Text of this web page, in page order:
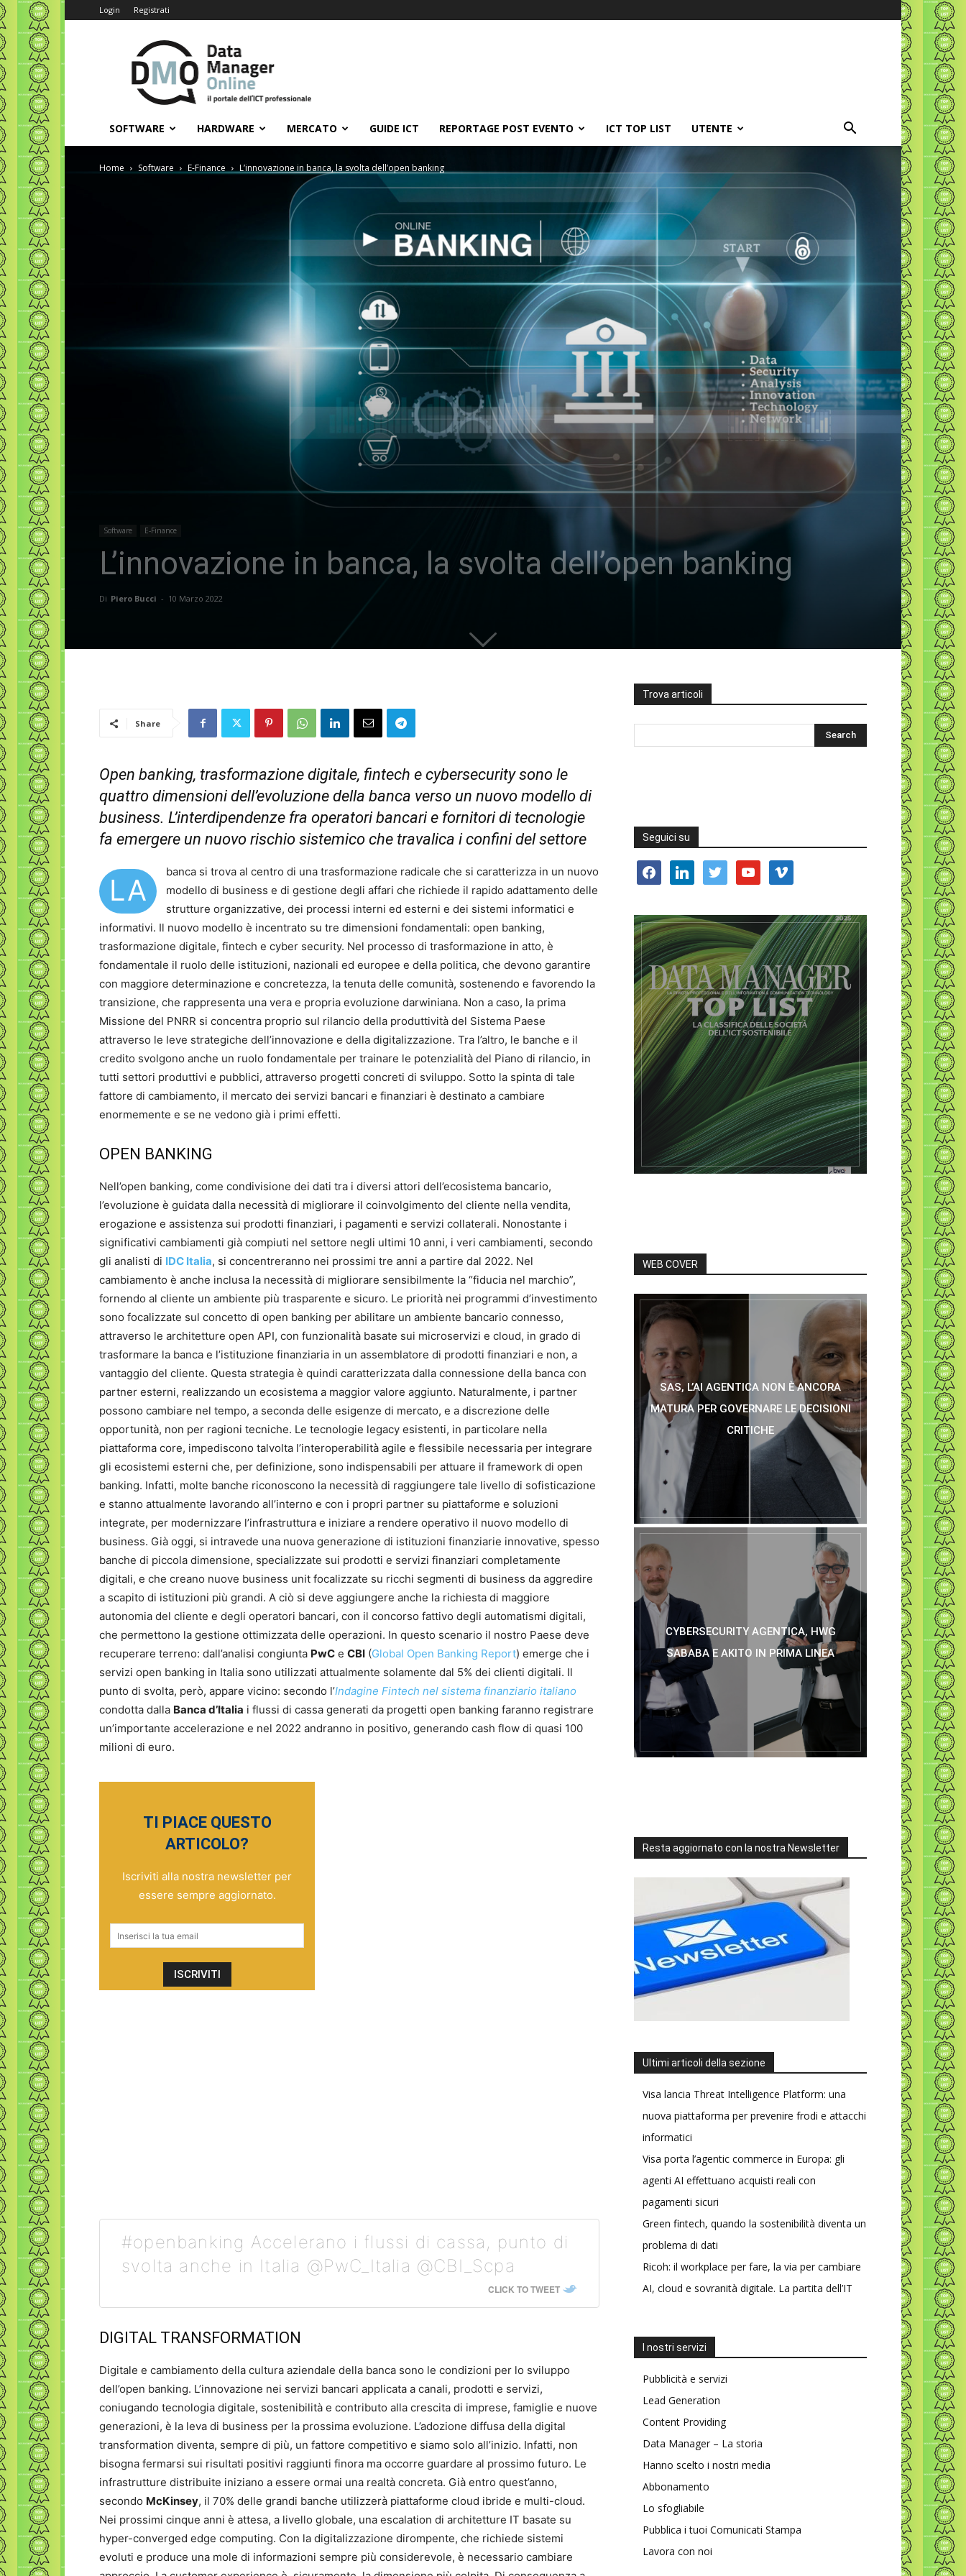
Login Registrati
Data
Manager
Online
SOFTWARE HARDWARE MERCATO GUIDE ICT REPORTAGE POST EVENTO ICT TOP LIST UTENTE
Home Software E-Finance L’innovazione in banca, la svolta dell’open banking
Software E-Finance
L’innovazione in banca, la svolta dell’open banking
Di Piero Bucci - 10 Marzo 2022
Share
Open banking, trasformazione digitale, fintech e cybersecurity sono le
quattro dimensioni dell’evoluzione della banca verso un nuovo modello di
business. L’interdipendenze fra operatori bancari e fornitori di tecnologie
fa emergere un nuovo rischio sistemico che travalica i confini del settore
LA
banca si trova al centro di una trasformazione radicale che si caratterizza in un nuovo
modello di business e di gestione degli affari che richiede il rapido adattamento delle
strutture organizzative, dei processi interni ed esterni e dei sistemi informatici e
informativi. Il nuovo modello è incentrato su tre dimensioni fondamentali: open banking,
trasformazione digitale, fintech e cyber security. Nel processo di trasformazione in atto, è
fondamentale il ruolo delle istituzioni, nazionali ed europee e della politica, che devono garantire
con maggiore determinazione e concretezza, la tenuta delle comunità, sostenendo e favorendo la
transizione, che rappresenta una vera e propria evoluzione darwiniana. Non a caso, la prima
Missione del PNRR si concentra proprio sul rilancio della produttività del Sistema Paese
attraverso le leve strategiche dell’innovazione e della digitalizzazione. Tra l’altro, le banche e il
credito svolgono anche un ruolo fondamentale per trainare le potenzialità del Piano di rilancio, in
tutti settori produttivi e pubblici, attraverso progetti concreti di sviluppo. Sotto la spinta di tale
fattore di cambiamento, il mercato dei servizi bancari e finanziari è destinato a cambiare
enormemente e se ne vedono già i primi effetti.
OPEN BANKING
Nell’open banking, come condivisione dei dati tra i diversi attori dell’ecosistema bancario,
l’evoluzione è guidata dalla necessità di migliorare il coinvolgimento del cliente nella vendita,
erogazione e assistenza sui prodotti finanziari, i pagamenti e servizi collaterali. Nonostante i
significativi cambiamenti già compiuti nel settore negli ultimi 10 anni, i veri cambiamenti, secondo
gli analisti di IDC Italia, si concentreranno nei prossimi tre anni a partire dal 2022. Nel
cambiamento è anche inclusa la necessità di migliorare sensibilmente la “fiducia nel marchio”,
fornendo al cliente un ambiente più trasparente e sicuro. Le priorità nei programmi d’investimento
sono focalizzate sul concetto di open banking per abilitare un ambiente bancario connesso,
attraverso le architetture open API, con funzionalità basate sui microservizi e cloud, in grado di
trasformare la banca e l’istituzione finanziaria in un assemblatore di prodotti finanziari e non, a
vantaggio del cliente. Questa strategia è quindi caratterizzata dalla connessione della banca con
partner esterni, realizzando un ecosistema a maggior valore aggiunto. Naturalmente, i partner
possono cambiare nel tempo, a seconda delle esigenze di mercato, e a discrezione delle
opportunità, non per ragioni tecniche. Le tecnologie legacy esistenti, in particolare nella
piattaforma core, impediscono talvolta l’interoperabilità agile e flessibile necessaria per integrare
gli ecosistemi esterni che, per definizione, sono indispensabili per attuare il framework di open
banking. Infatti, molte banche riconoscono la necessità di raggiungere tale livello di sofisticazione
e stanno attualmente lavorando all’interno e con i propri partner su piattaforme e soluzioni
integrate, per modernizzare l’infrastruttura e iniziare a rendere operativo il nuovo modello di
business. Già oggi, si intravede una nuova generazione di istituzioni finanziarie innovative, spesso
banche di piccola dimensione, specializzate sui prodotti e servizi finanziari completamente
digitali, e che creano nuove business unit focalizzate su ricchi segmenti di business da aggredire
a scapito di istituzioni più grandi. A ciò si deve aggiungere anche la richiesta di maggiore
autonomia del cliente e degli operatori bancari, con il concorso fattivo degli automatismi digitali,
che permettono la gestione ottimizzata delle operazioni. In questo scenario il nostro Paese deve
recuperare terreno: dall’analisi congiunta PwC e CBI (Global Open Banking Report) emerge che i
servizi open banking in Italia sono utilizzati attualmente solamente dal 5% dei clienti digitali. Il
punto di svolta, però, appare vicino: secondo l’Indagine Fintech nel sistema finanziario italiano
condotta dalla Banca d’Italia i flussi di cassa generati da progetti open banking faranno registrare
un’importante accelerazione e nel 2022 andranno in positivo, generando cash flow di quasi 100
milioni di euro.
TI PIACE QUESTO
ARTICOLO?
Iscriviti alla nostra newsletter per
essere sempre aggiornato.
#openbanking Accelerano i flussi di cassa, punto di
svolta anche in Italia @PwC_Italia @CBI_Scpa
CLICK TO TWEET
DIGITAL TRANSFORMATION
Digitale e cambiamento della cultura aziendale della banca sono le condizioni per lo sviluppo
dell’open banking. L’innovazione nei servizi bancari applicata a canali, prodotti e servizi,
coniugando tecnologia digitale, sostenibilità e contributo alla crescita di imprese, famiglie e nuove
generazioni, è la leva di business per la prossima evoluzione. L’adozione diffusa della digital
transformation diventa, sempre di più, un fattore competitivo e siamo solo all’inizio. Infatti, non
bisogna fermarsi sui risultati positivi raggiunti finora ma occorre guardare al prossimo futuro. Le
infrastrutture distribuite iniziano a essere ormai una realtà concreta. Già entro quest’anno,
secondo McKinsey, il 70% delle grandi banche utilizzerà piattaforme cloud ibride e multi-cloud.
Nei prossimi cinque anni è attesa, a livello globale, una escalation di architetture IT basate su
hyper-converged edge computing. Con la digitalizzazione dirompente, che richiede sistemi
evoluti e produce una mole di informazioni sempre più considerevole, è necessario cambiare
Trova articoli
Seguici su
facebooklinkedin twitter youtube vimeo
WEB COVER
SAS, L’AI AGENTICA NON È ANCORA
MATURA PER GOVERNARE LE DECISIONI
CRITICHE
CYBERSECURITY AGENTICA, HWG
SABABA E AKITO IN PRIMA LINEA
Resta aggiornato con la nostra Newsletter
Ultimi articoli della sezione
Visa lancia Threat Intelligence Platform: una
nuova piattaforma per prevenire frodi e attacchi
informatici
Visa porta l’agentic commerce in Europa: gli
agenti AI effettuano acquisti reali con
pagamenti sicuri
Green fintech, quando la sostenibilità diventa un
problema di dati
Ricoh: il workplace per fare, la via per cambiare
AI, cloud e sovranità digitale. La partita dell’IT
I nostri servizi
Pubblicità e servizi
Lead Generation
Content Providing
Data Manager – La storia
Hanno scelto i nostri media
Abbonamento
Lo sfogliabile
Pubblica i tuoi Comunicati Stampa
Lavora con noi